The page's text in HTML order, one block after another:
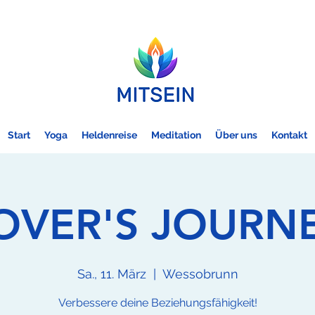
Start Yoga Heldenreise Meditation Über uns Kontakt
Sa., 11. März
  |
Wessobrunn
Verbessere deine Beziehungsfähigkeit!